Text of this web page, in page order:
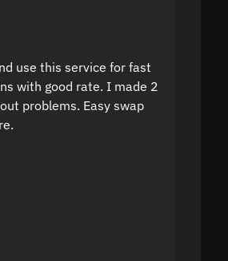
use this service for fast
with good rate. I made 2
problems. Easy swap